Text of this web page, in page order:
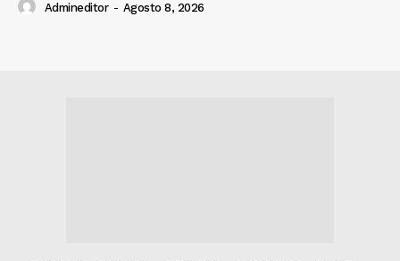
Admineditor - Agosto 8, 2026